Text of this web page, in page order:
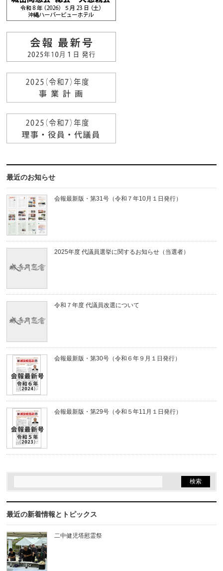
最近のお知らせ
会報最新版・第31号（令和７年10月１日発行）
2025年度 代議員選挙に関するお知らせ（当選者）
令和７年度 代議員改選について
会報最新版・第30号（令和６年９月１日発行）
会報最新版・第29号（令和５年11月１日発行）
最近の新着情報とトピックス
二中健児塔慰霊祭